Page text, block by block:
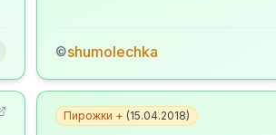
©shumolechka
Пирожки + (15.04.2018)